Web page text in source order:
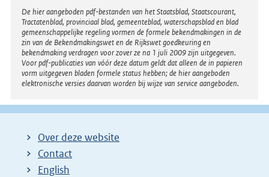
Disclaimer
De hier aangeboden pdf-bestanden van het Staatsblad, Staatscourant,
Tractatenblad, provinciaal blad, gemeenteblad, waterschapsblad en blad
gemeenschappelijke regeling vormen de formele bekendmakingen in de
zin van de Bekendmakingswet en de Rijkswet goedkeuring en
bekendmaking verdragen voor zover ze na 1 juli 2009 zijn uitgegeven.
Voor pdf-publicaties van vóór deze datum geldt dat alleen de in papieren
vorm uitgegeven bladen formele status hebben; de hier aangeboden
elektronische versies daarvan worden bij wijze van service aangeboden.
Over deze website
Contact
English